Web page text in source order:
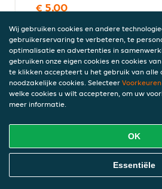
€ 5,00
Broodje kipcorn
Stokbrood met kipcorn, sla en
keuze
€ 5,00
incl. statiegeld (€ 0,00)
Cevapcici portie
Online Eten
Wij gebruiken cookies en andere
gebruikerservaring te verbeteren, te
optimalisatie en advertenties in
gebruiken onze eigen cookies en cookies
te klikken accepteert u het gebruik van alle
noodzakelijke cookies. Selecteer
welke cookies u wilt accepteren, om uw
meer informatie.
OK
Essentiële